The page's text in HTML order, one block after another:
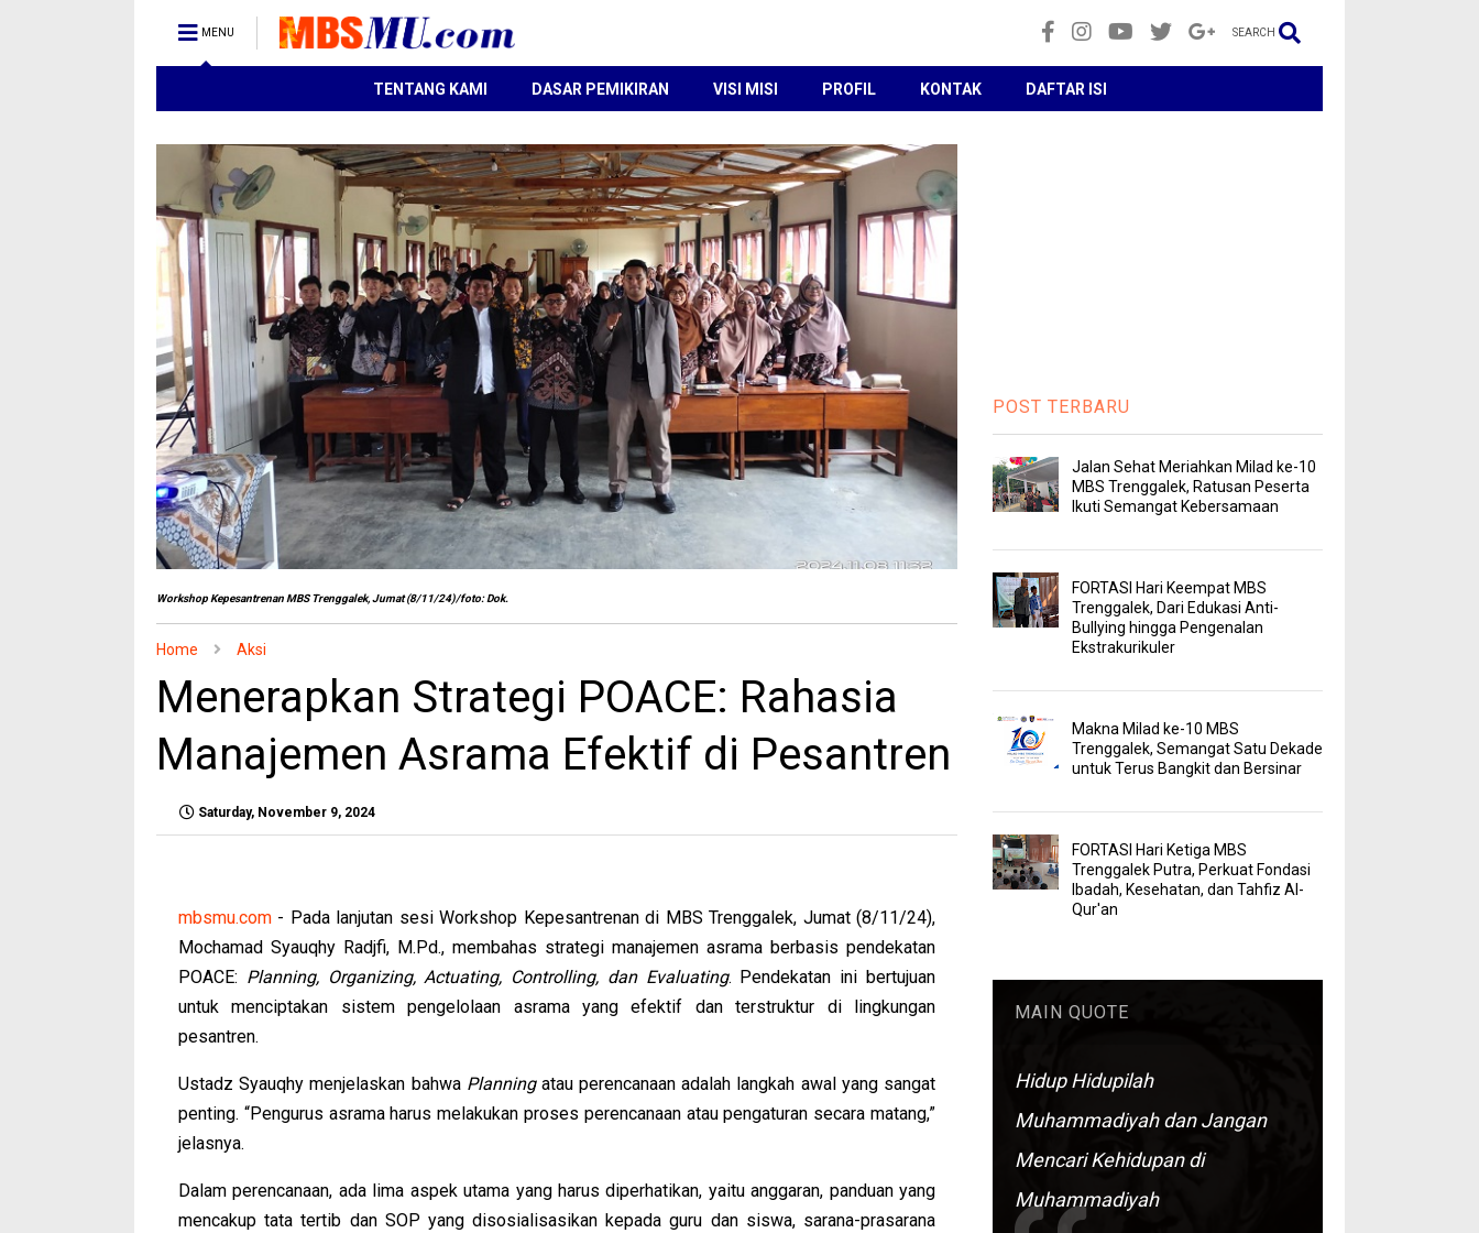
MENU SEARCH
TENTANG KAMI DASAR PEMIKIRAN VISI MISI PROFIL KONTAK DAFTAR ISI
Workshop Kepesantrenan MBS Trenggalek, Jumat (8/11/24)/foto: Dok.
Home Aksi
Menerapkan Strategi POACE: Rahasia
Manajemen Asrama Efektif di Pesantren
Saturday, November 9, 2024
mbsmu.com - Pada lanjutan sesi Workshop Kepesantrenan di MBS Trenggalek, Jumat (8/11/24),
Mochamad Syauqhy Radjfi, M.Pd., membahas strategi manajemen asrama berbasis pendekatan
POACE: Planning, Organizing, Actuating, Controlling, dan Evaluating. Pendekatan ini bertujuan
untuk menciptakan sistem pengelolaan asrama yang efektif dan terstruktur di lingkungan
pesantren.
Ustadz Syauqhy menjelaskan bahwa Planningatau perencanaan adalah langkah awal yang sangat
penting. “Pengurus asrama harus melakukan proses perencanaan atau pengaturan secara matang,”
jelasnya.
Dalam perencanaan, ada lima aspek utama yang harus diperhatikan, yaitu anggaran, panduan yang
mencakup tata tertib dan SOP yang disosialisasikan kepada guru dan siswa, sarana-prasarana
POST TERBARU
Jalan Sehat Meriahkan Milad ke-10
MBS Trenggalek, Ratusan Peserta
Ikuti Semangat Kebersamaan
FORTASI Hari Keempat MBS
Trenggalek, Dari Edukasi Anti-
Bullying hingga Pengenalan
Ekstrakurikuler
Makna Milad ke-10 MBS
Trenggalek, Semangat Satu Dekade
untuk Terus Bangkit dan Bersinar
FORTASI Hari Ketiga MBS
Trenggalek Putra, Perkuat Fondasi
Ibadah, Kesehatan, dan Tahfiz Al-
Qur'an
MAIN QUOTE
Hidup Hidupilah
Muhammadiyah dan Jangan
Mencari Kehidupan di
Muhammadiyah